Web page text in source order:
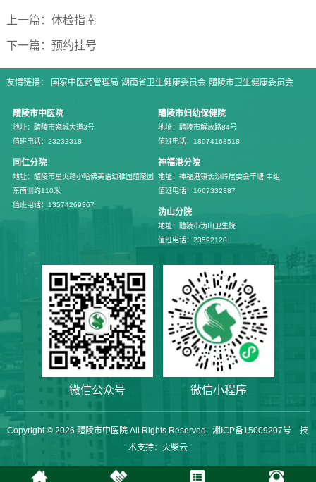
上一篇：体检指南
下一篇：预约挂号
友情链接： 国家中医药管理局 湖南省卫生健康委员会 醴陵市卫生健康委员会
醴陵市中医院
地址：醴陵市瓷城大道3号
值班电话：23232318
醴陵市妇幼保健院
地址：醴陵市解放路84号
值班电话：18974163518
同仁分院
地址：醴陵市星火路小哈佛美语幼稚园醴陵园
东南侧约110米
值班电话：13574269367
神福港分院
地址：神福港镇长沙岭居委会干塘·中组
值班电话：1667332387
沩山分院
地址：醴陵市沩山卫生院
值班电话：23592120
微信公众号 微信小程序
Copyright © 2026醴陵市中医院 All Rights Reserved.湘ICP备15009207号 技
术支持： 火柴云